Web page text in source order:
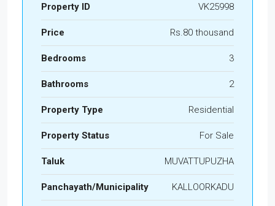
Property ID VK25998
Price Rs.80 thousand
Bedrooms 3
Bathrooms 2
Property Type Residential
Property Status For Sale
Taluk MUVATTUPUZHA
Panchayath/Municipality KALLOORKADU